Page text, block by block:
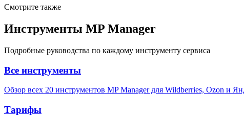
Смотрите также
Инструменты MP Manager
Подробные руководства по каждому инструменту сервиса
Все инструменты
Обзор всех 20 инструментов MP Manager для Wildberries, Ozon и
Тарифы